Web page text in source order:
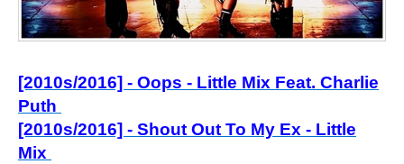
[2010s/2016] - Oops - Little Mix Feat. Charlie
Puth
[2010s/2016] - Shout Out To My Ex - Little
Mix